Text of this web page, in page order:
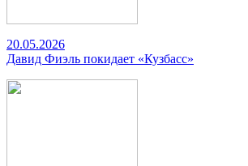
20.05.2026
Давид Фиэль покидает «Кузбасс»